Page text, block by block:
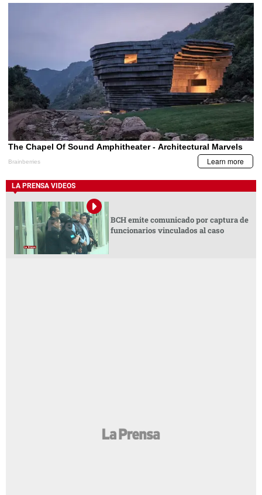
LA PRENSA VIDEOS
BCH emite comunicado por captura de
funcionarios vinculados al caso